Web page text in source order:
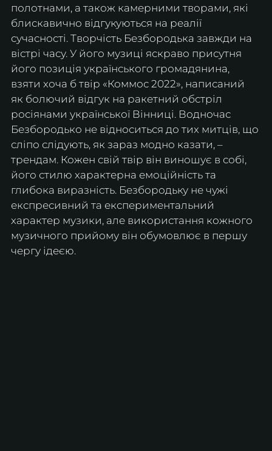
полотнами, а також камерними творами, які
блискавично відгукуються на реалії
сучасності. Творчість Безбородька завжди на
вістрі часу. У його музиці яскраво присутня
його позиція українського громадянина,
взяти хоча б твір «Коммос 2022», написаний
як болючий відгук на ракетний обстріл
росіянами української Вінниці. Водночас
Безбородько не відноситься до тих митців, що
сліпо слідують, як зараз модно казати, –
трендам. Кожен свій твір він виношує в собі,
його стилю характерна емоційність та
глибока виразність. Безбородьку не чужі
експресивний та експериментальний
характер музики, але використання кожного
музичного прийому він обумовлює в першу
чергу ідеєю.